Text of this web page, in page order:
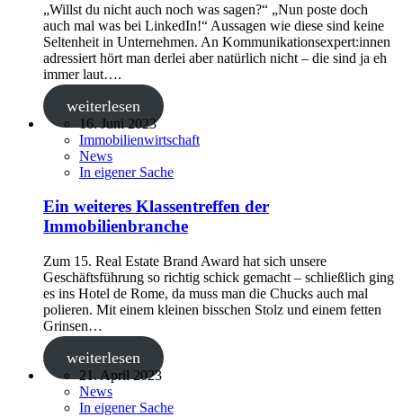
„Willst du nicht auch noch was sagen?“ „Nun poste doch
auch mal was bei LinkedIn!“ Aussagen wie diese sind keine
Seltenheit in Unternehmen. An Kommunikationsexpert:innen
adressiert hört man derlei aber natürlich nicht – die sind ja eh
immer laut….
weiterlesen
16. Juni 2023
Immobilienwirtschaft
News
In eigener Sache
Ein weiteres Klassentreffen der
Immobilienbranche
Zum 15. Real Estate Brand Award hat sich unsere
Geschäftsführung so richtig schick gemacht – schließlich ging
es ins Hotel de Rome, da muss man die Chucks auch mal
polieren. Mit einem kleinen bisschen Stolz und einem fetten
Grinsen…
weiterlesen
21. April 2023
News
In eigener Sache